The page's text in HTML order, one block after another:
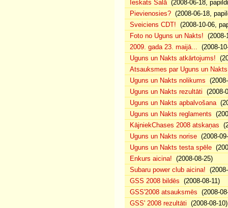
Ieskats Salā(2008-06-18,
Pievienosies? (2008-06-18,
Sveiciens CDT! (2008-10-06,
Foto no Uguns un Nakts! (2008-
2009. gada 23. maijā... (2008-
Uguns un Nakts atkārtojums!
Atsauksmes par Uguns un Nakts
Uguns un Nakts nolikums
Uguns un Nakts rezultāti (2008-
Uguns un Nakts apbalvošana
Uguns un Nakts reglaments
KājniekChases 2008 atskaņas
Uguns un Nakts norise (2008-
Uguns un Nakts testa spēle
Enkurs aicina! (2008-08-25)
Subaru power club aicina!
GSS 2008 bildēs (2008-08-11)
GSS'2008 atsauksmēs (2008-
GSS' 2008 rezultāti (2008-08-10)